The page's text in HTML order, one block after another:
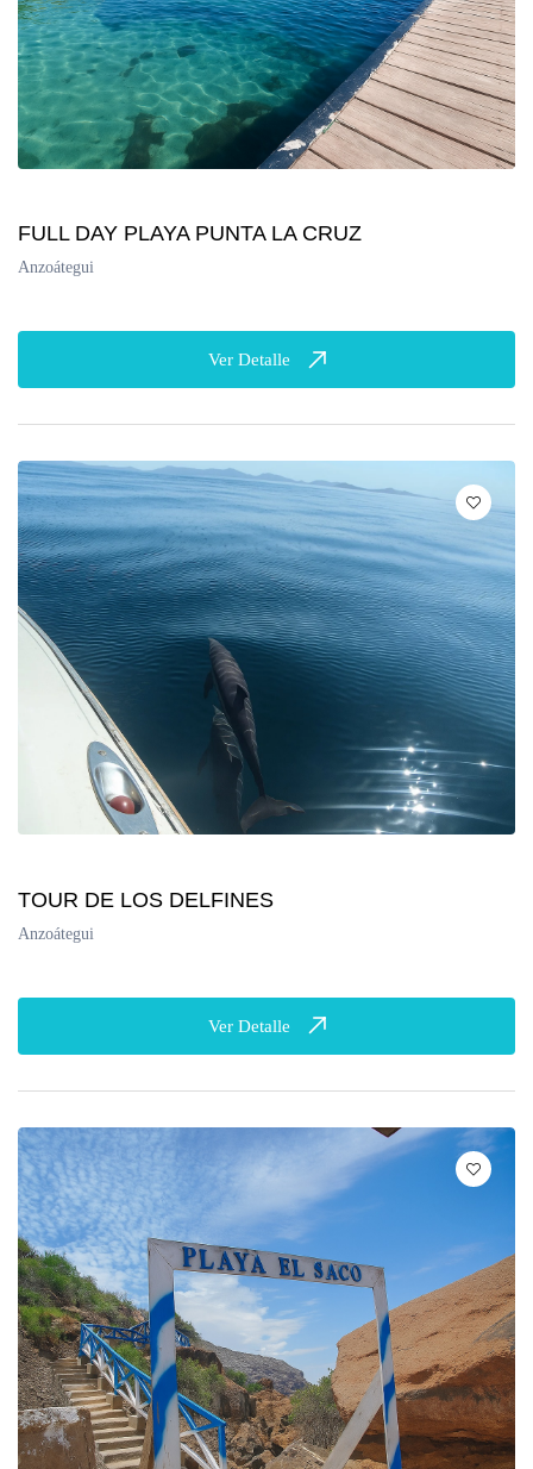
FULL DAY PLAYA PUNTA LA CRUZ
Anzoátegui
Ver Detalle
TOUR DE LOS DELFINES
Anzoátegui
Ver Detalle